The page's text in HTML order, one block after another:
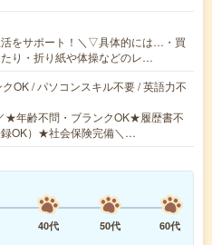
活をサポート！＼▽具体的には…・買
り・折り紙や体操などのレ…
OK / パソコンスキル不要 / 英語力不
★年齢不問・ブランクOK★履歴書不
OK）★社会保険完備＼…
40代 50代
60代